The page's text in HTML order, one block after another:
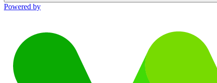
Powered by